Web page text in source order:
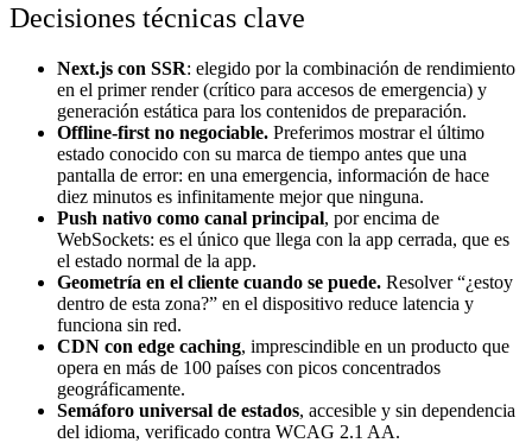
Decisiones técnicas clave
Next.js con SSR: elegido por la combinación de rendimiento
en el primer render (crítico para accesos de emergencia) y
generación estática para los contenidos de preparación.
Offline-first no negociable. Preferimos mostrar el último
estado conocido con su marca de tiempo antes que una
pantalla de error: en una emergencia, información de hace
diez minutos es infinitamente mejor que ninguna.
Push nativo como canal principal, por encima de
WebSockets: es el único que llega con la app cerrada, que es
el estado normal de la app.
Geometría en el cliente cuando se puede. Resolver “¿estoy
dentro de esta zona?” en el dispositivo reduce latencia y
funciona sin red.
CDN con edge caching, imprescindible en un producto que
opera en más de 100 países con picos concentrados
geográficamente.
Semáforo universal de estados, accesible y sin dependencia
del idioma, verificado contra WCAG 2.1 AA.